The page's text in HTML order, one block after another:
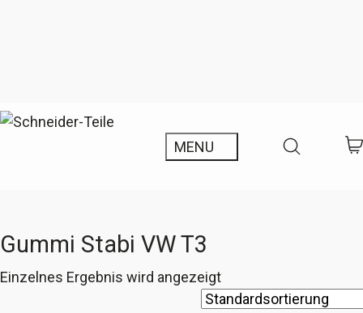
Gummi Stabi VW T3
Einzelnes Ergebnis wird angezeigt